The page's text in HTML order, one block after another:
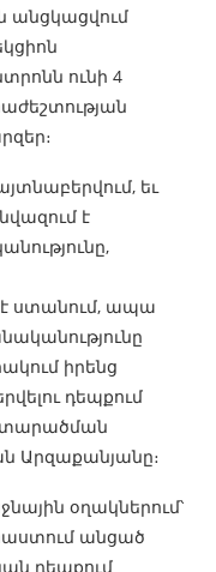
անցկացվում
ունի 4
եւ
է
է ստանում, ապա
իրենց
դեպքում
տարածման
Արզաքանյանը։
օղակներում՝
անցած
դեպքում